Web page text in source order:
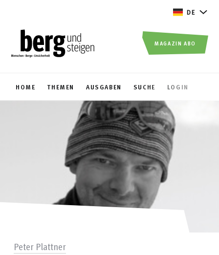
DE
HOME THEMEN AUSGABEN SUCHE LOGIN
MAGAZIN ABO
Peter Plattner